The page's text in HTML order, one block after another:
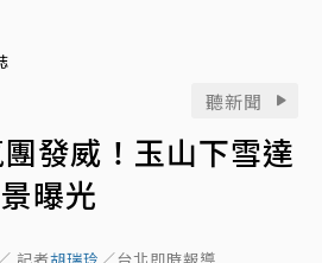
聽新聞
發威！玉山下雪達
曝光